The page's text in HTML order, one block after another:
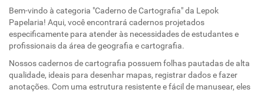
Bem-vindo à categoria "Caderno de Cartografia" da Lepok
Papelaria! Aqui, você encontrará cadernos projetados
especificamente para atender às necessidades de estudantes e
profissionais da área de geografia e cartografia.
Nossos cadernos de cartografia possuem folhas pautadas de alta
qualidade, ideais para desenhar mapas, registrar dados e fazer
anotações. Com uma estrutura resistente e fácil de manusear, eles